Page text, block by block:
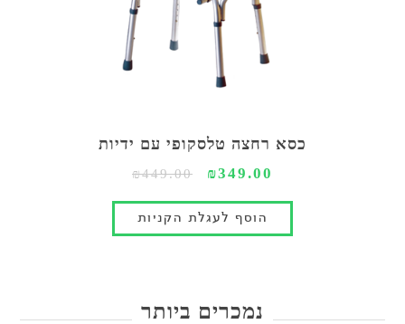
כסא רחצה טלסקופי עם ידיות
₪349.00
₪449.00
נמכרים ביותר